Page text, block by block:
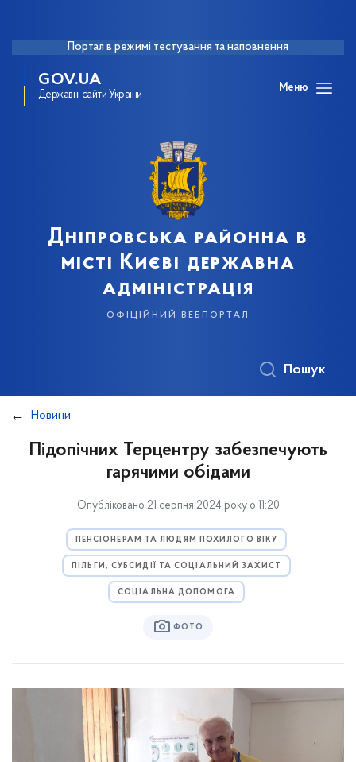
Портал в режимі тестування та наповнення
GOV.UA
Державні сайти України
Меню
Дніпровська районна в
місті Києві державна
адміністрація
офіційний вебпортал
Пошук
Новини
Підопічних Терцентру забезпечують
гарячими обідами
Опубліковано 21 серпня 2024 року о 11:20
ПЕНСІОНЕРАМ ТА ЛЮДЯМ ПОХИЛОГО ВІКУ
ПІЛЬГИ, СУБСИДІЇ ТА СОЦІАЛЬНИЙ ЗАХИСТ
СОЦІАЛЬНА ДОПОМОГА
ФОТО